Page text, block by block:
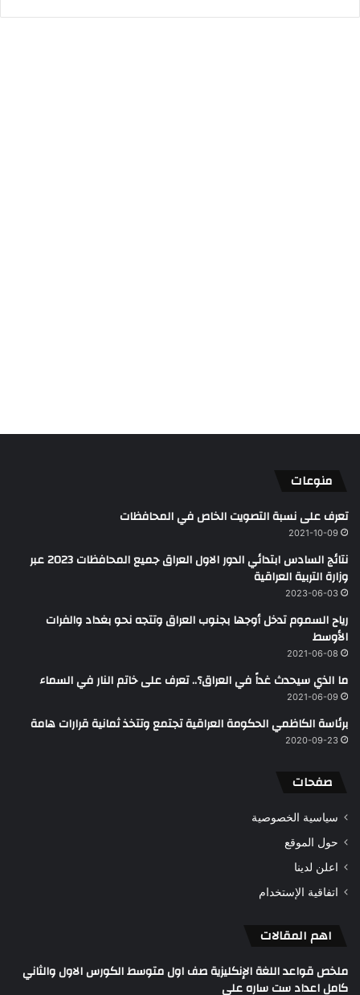
منوعات
تعرف على نسبة التصويت الخاص في المحافظات
2021-10-09
نتائج السادس ابتدائي الدور الاول العراق جميع المحافظات 2023 عبر
وزارة التربية العراقية
2023-06-03
رياح السموم تدخل أوجها بجنوب العراق وتتجه نحو بغداد والفرات
الأوسط
2021-06-08
ما الذي سيحدث غداً في العراق؟.. تعرف على خاتم النار في السماء
2021-06-09
برئاسة الكاظمي الحكومة العراقية تجتمع وتتخذ ثمانية قرارات هامة
2020-09-23
صفحات
سياسية الخصوصية
حول الموقع
اعلن لدينا
اتفاقية الإستخدام
اهم المقالات
ملخص قواعد اللغة الإنكليزية صف اول متوسط الكورس الاول والثاني
كامل اعداد ست ساره علي